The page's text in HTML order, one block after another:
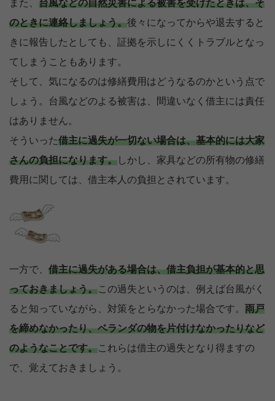
また、 台風などの自然災害による被害を受けたときは、そ
のときに連絡しましょう。後々になってからや退去すると
きに報告したとしても、証拠を示しにくくトラブルとなっ
てしまうこともあります。
そして、気になるのは修繕費用はどうなるのかという点で
しょう。台風などのよる被害は、間違いなく借主には責任
はありません。
そういった借主に過失が一切ない場合は、基本的には大家
さんの負担になります。 しかし、家具などの所有物の修繕
費用に関しては、借主本人の負担とされています。
一方で、 借主に過失がある場合は、借主負担が基本的と思
っておきましょう。この過失というのは、例えば台風がく
ると知っていながら、対策をとらなかった場合です。 雨戸
を締めなかったり、ベランダの物を片付けなかったりなど
のようなことです。これらは借主の過失となり得ますの
で、覚えておきましょう。